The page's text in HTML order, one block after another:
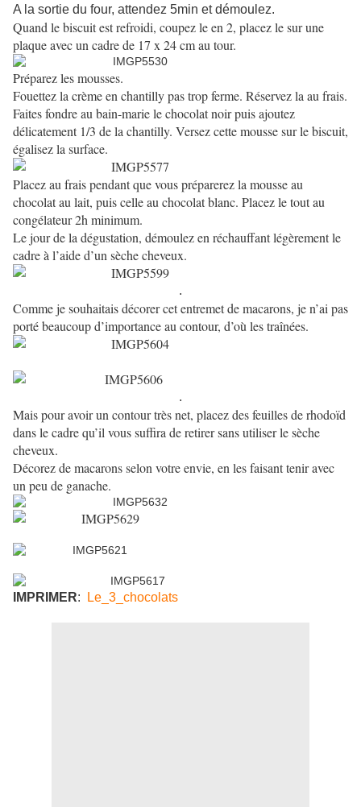
A la sortie du four, attendez 5min et démoulez.
Quand le biscuit est refroidi, coupez le en 2, placez le sur une
plaque avec un cadre de 17 x 24 cm au tour.
Préparez les mousses.
Fouettez la crème en chantilly pas trop ferme. Réservez la au frais.
Faites fondre au bain-marie le chocolat noir puis ajoutez
délicatement 1/3 de la chantilly. Versez cette mousse sur le biscuit,
égalisez la surface.
Placez au frais pendant que vous préparerez la mousse au
chocolat au lait, puis celle au chocolat blanc. Placez le tout au
congélateur 2h minimum.
Le jour de la dégustation, démoulez en réchauffant légèrement le
cadre à l’aide d’un sèche cheveux.
.
Comme je souhaitais décorer cet entremet de macarons, je n’ai pas
porté beaucoup d’importance au contour, d’où les traînées.
.
Mais pour avoir un contour très net, placez des feuilles de rhodoïd
dans le cadre qu’il vous suffira de retirer sans utiliser le sèche
cheveux.
Décorez de macarons selon votre envie, en les faisant tenir avec
un peu de ganache.
IMPRIMER: Le_3_chocolats